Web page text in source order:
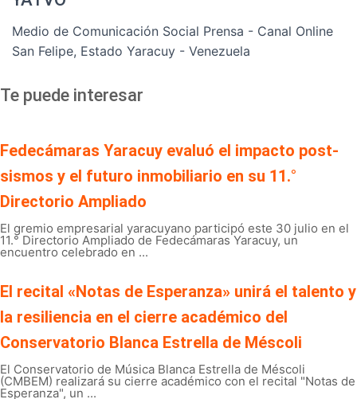
Medio de Comunicación Social Prensa - Canal Online
San Felipe, Estado Yaracuy - Venezuela
Te puede interesar
Fedecámaras Yaracuy evaluó el impacto post-
sismos y el futuro inmobiliario en su 11.°
Directorio Ampliado
El gremio empresarial yaracuyano participó este 30 julio en el
11.° Directorio Ampliado de Fedecámaras Yaracuy, un
encuentro celebrado en ...
El recital «Notas de Esperanza» unirá el talento y
la resiliencia en el cierre académico del
Conservatorio Blanca Estrella de Méscoli
El Conservatorio de Música Blanca Estrella de Méscoli
(CMBEM) realizará su cierre académico con el recital "Notas de
Esperanza", un ...